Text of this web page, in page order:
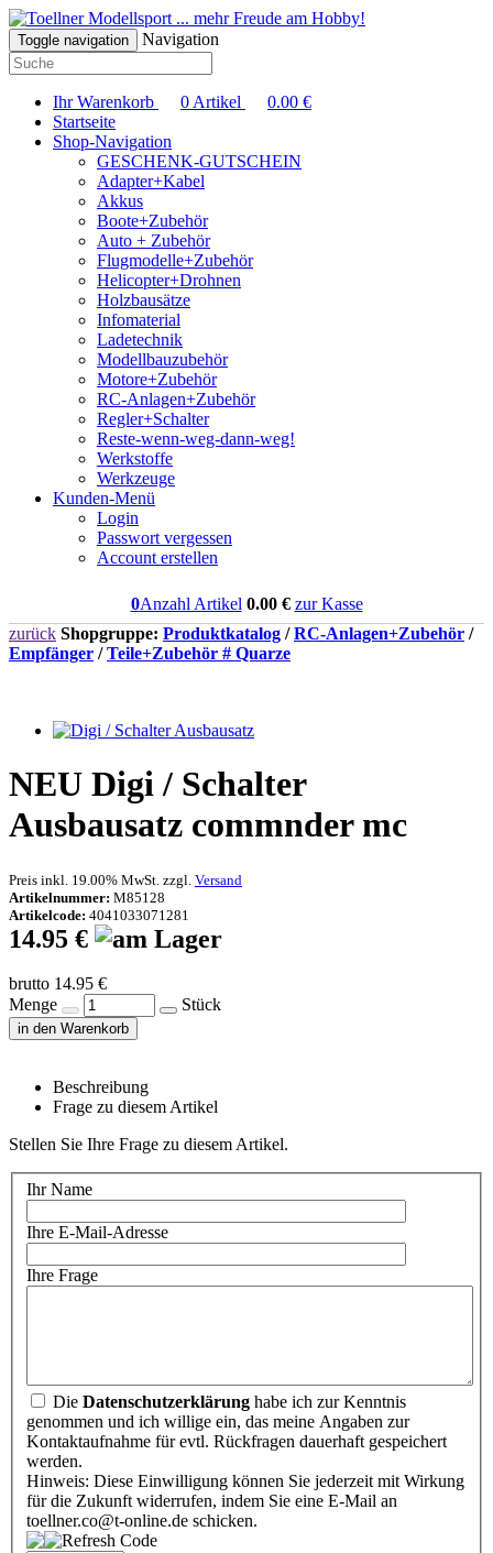
... mehr Freude am Hobby!
Toggle navigation Navigation
Ihr Warenkorb 0 Artikel 0.00 €
Startseite
Shop-Navigation
GESCHENK-GUTSCHEIN
Adapter+Kabel
Akkus
Boote+Zubehör
Auto + Zubehör
Flugmodelle+Zubehör
Helicopter+Drohnen
Holzbausätze
Infomaterial
Ladetechnik
Modellbauzubehör
Motore+Zubehör
RC-Anlagen+Zubehör
Regler+Schalter
Reste-wenn-weg-dann-weg!
Werkstoffe
Werkzeuge
Kunden-Menü
Login
Passwort vergessen
Account erstellen
0Anzahl Artikel 0.00€ zur Kasse
zurück Shopgruppe: Produktkatalog /RC-Anlagen+Zubehör /
Empfänger /Teile+Zubehör # Quarze
NEU Digi / Schalter
Ausbausatz commnder mc
Preis inkl. 19.00% MwSt. zzgl. Versand
Artikelnummer: M85128
Artikelcode: 4041033071281
14.95 €
brutto 14.95 €
Menge
Stück
in den Warenkorb
Beschreibung
Frage zu diesem Artikel
Stellen Sie Ihre Frage zu diesem Artikel.
Ihr Name
Ihre E-Mail-Adresse
Ihre Frage
Die Datenschutzerklärung habe ich zur Kenntnis
genommen und ich willige ein, das meine Angaben zur
Kontaktaufnahme für evtl. Rückfragen dauerhaft gespeichert
werden.
Hinweis: Diese Einwilligung können Sie jederzeit mit Wirkung
für die Zukunft widerrufen, indem Sie eine E-Mail an
toellner.co@t-online.de schicken.